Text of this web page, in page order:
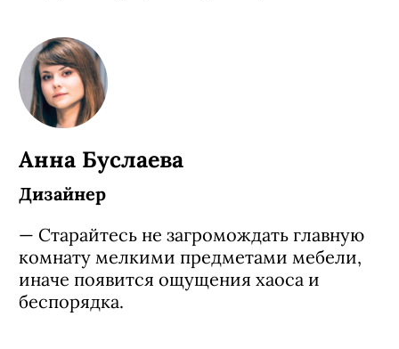
Анна Буслаева
Дизайнер
— Старайтесь не загромождать главную
комнату мелкими предметами мебели,
иначе появится ощущения хаоса и
беспорядка.